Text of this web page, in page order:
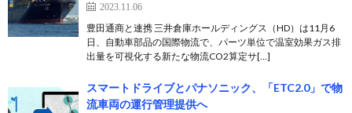
2023.11.06
豊田通商と連携 三井倉庫ホールディングス（HD）は11月6
日、自動車部品の国際物流で、パーツ単位で温室効果ガス排
出量を可視化する新たな物流CO2算定サ[…]
スマートドライブとパナソニック、「ETC2.0」で物
流車両の運行管理提供へ